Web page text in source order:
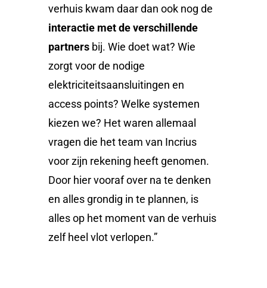
verhuis kwam daar dan ook nog de
interactie met de verschillende
partnersbij. Wie doet wat? Wie
zorgt voor de nodige
elektriciteitsaansluitingen en
access points? Welke systemen
kiezen we? Het waren allemaal
vragen die het team van Incrius
voor zijn rekening heeft genomen.
Door hier vooraf over na te denken
en alles grondig in te plannen, is
alles op het moment van de verhuis
zelf heel vlot verlopen.”